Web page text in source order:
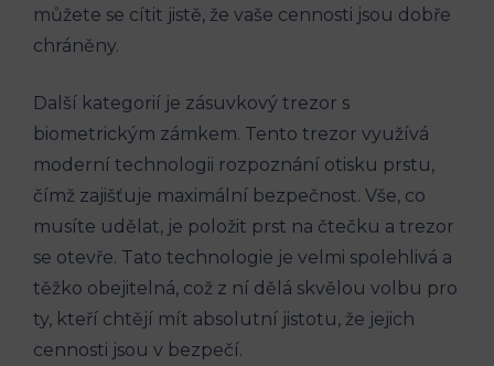
můžete se cítit jistě, že vaše cennosti jsou dobře
chráněny.
Další kategorií je zásuvkový trezor s
biometrickým zámkem. Tento trezor využívá
moderní technologii rozpoznání otisku prstu,
čímž zajišťuje maximální bezpečnost. Vše, co
musíte udělat, je položit prst na čtečku a trezor
se otevře. Tato technologie je velmi spolehlivá a
těžko obejitelná, což z ní dělá skvělou volbu pro
ty, kteří chtějí mít absolutní jistotu, že jejich
cennosti jsou v bezpečí.